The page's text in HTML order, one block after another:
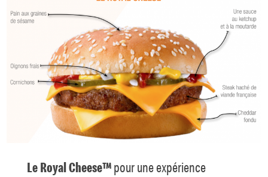
Le Royal Cheese™pour une expérience